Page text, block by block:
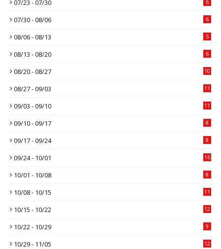
07/23 - 07/30 6
07/30 - 08/06 6
08/06 - 08/13 5
08/13 - 08/20 6
08/20 - 08/27 10
08/27 - 09/03 11
09/03 - 09/10 11
09/10 - 09/17 8
09/17 - 09/24 8
09/24 - 10/01 16
10/01 - 10/08 8
10/08 - 10/15 11
10/15 - 10/22 12
10/22 - 10/29 9
10/29 - 11/05 12